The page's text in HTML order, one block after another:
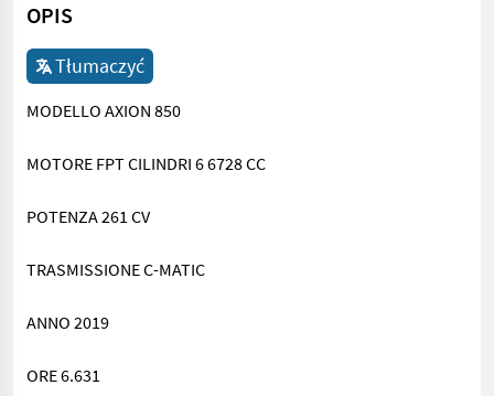
OPIS
Tłumaczyć
MODELLO AXION 850
MOTORE FPT CILINDRI 6 6728 CC
POTENZA 261 CV
TRASMISSIONE C-MATIC
ANNO 2019
ORE 6.631